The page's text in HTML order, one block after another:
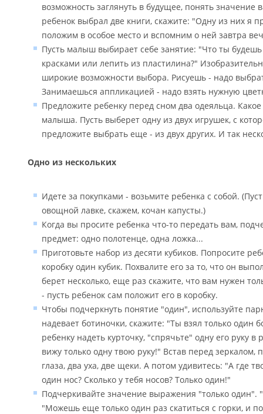
возможность заглянуть в будущее, понять
ребенок выбрал две книги, скажите: "Одну из них я
положим в особое место и вспомним о ней завтра
Пусть малыш выбирает себе занятие: "Что ты будешь
красками или лепить из пластилина?"
широкие возможности выбора. Рисуешь - надо
Занимаешься аппликацией - надо взять нужную
Предложите ребенку перед сном два одеяльца.
малыша. Пусть выберет одну из двух игрушек, с
предложите выбрать еще - из двух других. И так
Одно из нескольких
Идете за покупками - возьмите ребенка с собой.
овощной лавке, скажем, кочан капусты.)
Когда вы просите ребенка что-то передать вам,
предмет: одно полотенце, одна ложка...
Приготовьте набор из десяти кубиков. Попросите
коробку один кубик. Похвалите его за то, что он
берет несколько, еще раз скажите, что вам нужен
- пусть ребенок сам положит его в коробку.
Чтобы подчеркнуть понятие "один", используйте
надевает ботиночки, скажите: "Ты взял только один
ребенку надеть курточку, "спрячьте" одну его руку
вижу только одну твою руку!" Встав перед зеркалом,
глаза, два уха, две щеки. А потом удивитесь: "А где
один нос? Сколько у тебя носов? Только один!"
Подчеркивайте значение выражения "только один".
"Можешь еще только один раз скатиться с горки, и